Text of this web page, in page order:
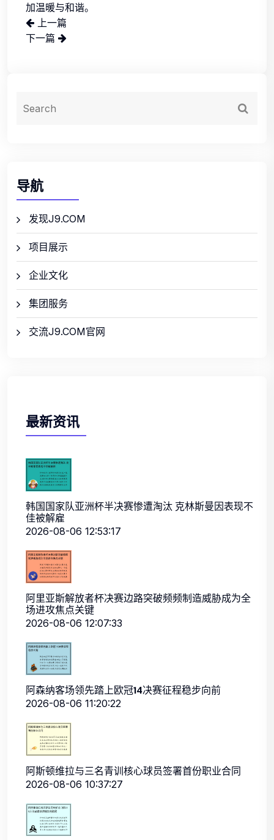
加温暖与和谐。
上一篇
下一篇
导航
发现J9.COM
项目展示
企业文化
集团服务
交流J9.COM官网
最新资讯
韩国国家队亚洲杯半决赛惨遭淘汰 克林斯曼因表现不
佳被解雇
2026-08-06 12:53:17
阿里亚斯解放者杯决赛边路突破频频制造威胁成为全
场进攻焦点关键
2026-08-06 12:07:33
阿森纳客场领先踏上欧冠14决赛征程稳步向前
2026-08-06 11:20:22
阿斯顿维拉与三名青训核心球员签署首份职业合同
2026-08-06 10:37:27